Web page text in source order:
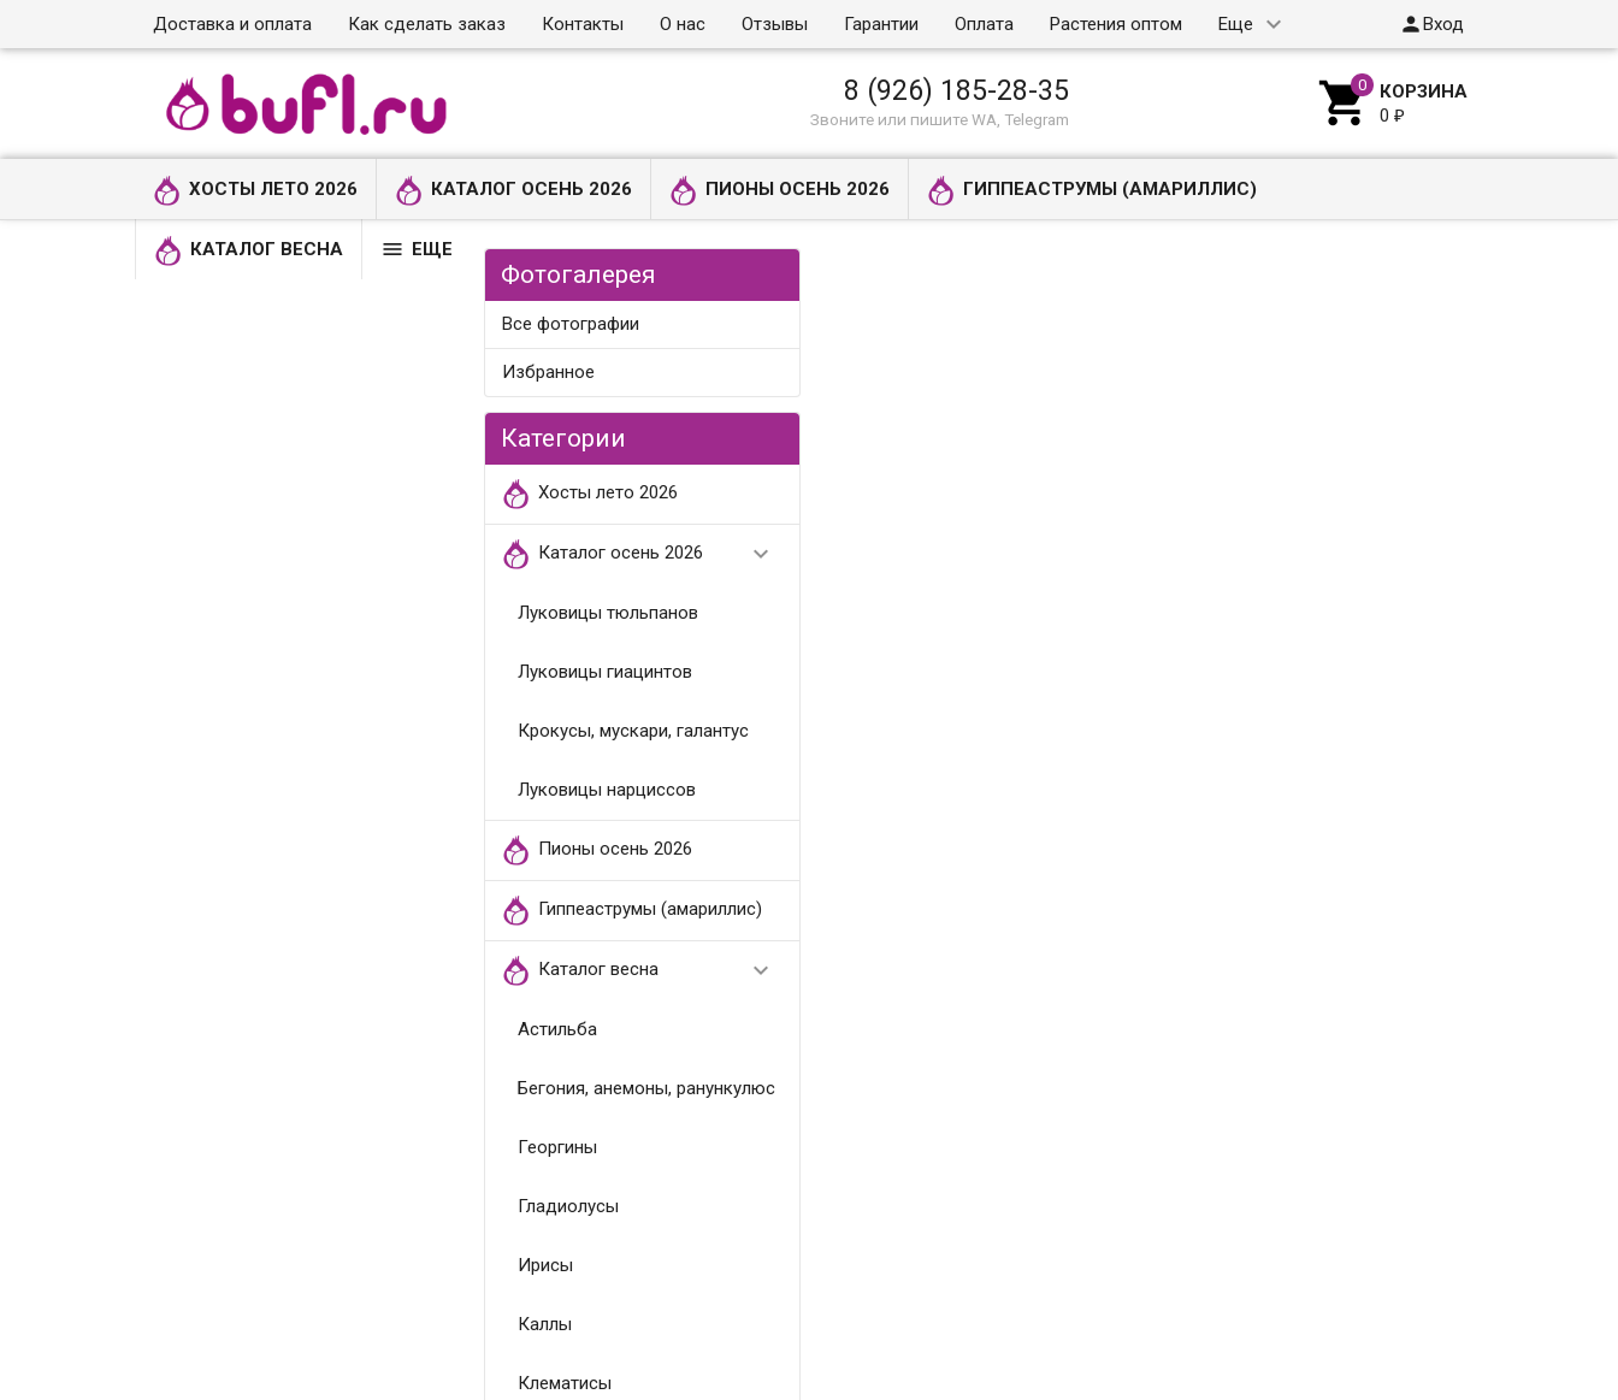
Доставка и оплата Как сделать заказ Контакты О нас Отзывы Гарантии Оплата Растения оптом Еще Вход
8 (926) 185-28-35
Звоните или пишите WA, Telegram  КОРЗИНА
0₽
ХОСТЫ ЛЕТО 2026 КАТАЛОГ ОСЕНЬ 2026 ПИОНЫ ОСЕНЬ 2026 ГИППЕАСТРУМЫ (АМАРИЛЛИС)
КАТАЛОГ ВЕСНА  ЕЩЕ
Фотогалерея
Все фотографии
Избранное
Категории
Хосты лето 2026
Каталог осень 2026 
Луковицы тюльпанов
Луковицы гиацинтов
Крокусы, мускари, галантус
Луковицы нарциссов
Пионы осень 2026
Гиппеаструмы (амариллис)
Каталог весна 
Астильба
Бегония, анемоны, ранункулюс
Георгины
Гладиолусы
Ирисы
Каллы
Клематисы